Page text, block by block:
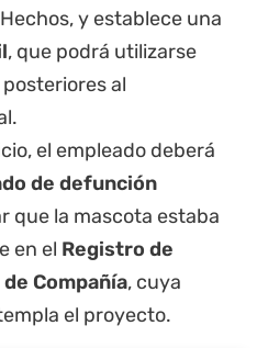
y establece una
, que podrá utilizarse
al
el empleado deberá
de defunción
que la mascota estaba
en el Registro de
Compañía, cuya
el proyecto.